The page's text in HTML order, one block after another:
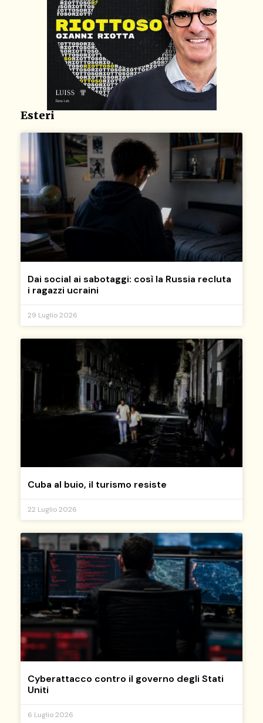
Esteri
Dai social ai sabotaggi: così la Russia recluta
i ragazzi ucraini
29 Luglio 2026
Cuba al buio, il turismo resiste
22 Luglio 2026
Cyberattacco contro il governo degli Stati
Uniti
6 Luglio 2026